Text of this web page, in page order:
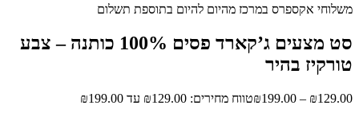
משלוחי אקספרס במרכז מהיום להיום בתוספת תשלום
סט מצעים ג’קארד פסים 100% כותנה – צבע
טורקיז בהיר
₪129.00
–
₪199.00 טווח מחירים: ⁦₪129.00⁩ עד ⁦₪199.00⁩